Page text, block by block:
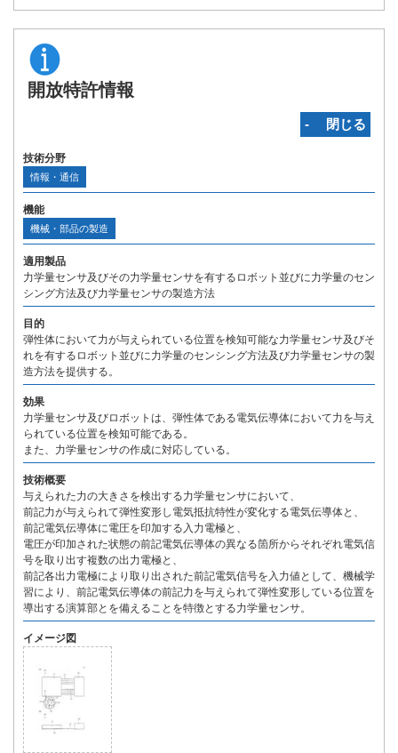
開放特許情報
‐ 閉じる
技術分野
情報・通信
機能
機械・部品の製造
適用製品
力学量センサ及びその力学量センサを有するロボット並びに力学量のセン
シング方法及び力学量センサの製造方法
目的
弾性体において力が与えられている位置を検知可能な力学量センサ及びそ
れを有するロボット並びに力学量のセンシング方法及び力学量センサの製
造方法を提供する。
効果
力学量センサ及びロボットは、弾性体である電気伝導体において力を与え
られている位置を検知可能である。
また、力学量センサの作成に対応している。
技術概要
与えられた力の大きさを検出する力学量センサにおいて、
前記力が与えられて弾性変形し電気抵抗特性が変化する電気伝導体と、
前記電気伝導体に電圧を印加する入力電極と、
電圧が印加された状態の前記電気伝導体の異なる箇所からそれぞれ電気信
号を取り出す複数の出力電極と、
前記各出力電極により取り出された前記電気信号を入力値として、機械学
習により、前記電気伝導体の前記力を与えられて弾性変形している位置を
導出する演算部とを備えることを特徴とする力学量センサ。
イメージ図